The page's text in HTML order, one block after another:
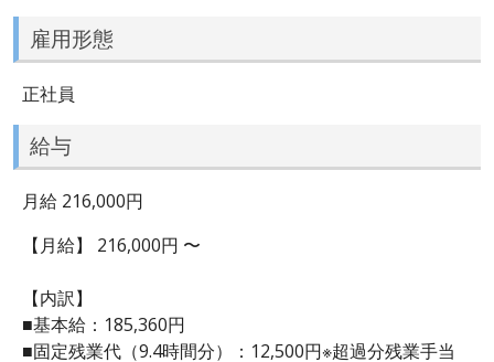
雇用形態
正社員
給与
月給 216,000円
【月給】 216,000円 〜
【内訳】
■基本給：185,360円
■固定残業代（9.4時間分）：12,500円※超過分残業手当